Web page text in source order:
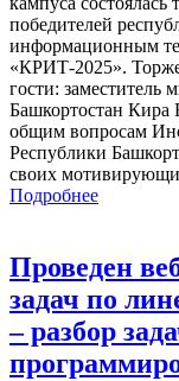
победителей
информационным
«КРИТ-2025».
гости: заместитель
Башкортостан Кира
общим вопросам
Республики
своих
Подробнее
Проведен
задач по
– разбор